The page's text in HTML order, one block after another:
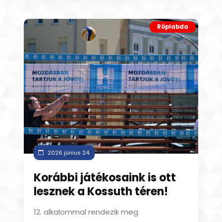
Röplabda
2026 június 24.
Korábbi játékosaink is ott
lesznek a Kossuth téren!
12. alkalommal rendezik meg